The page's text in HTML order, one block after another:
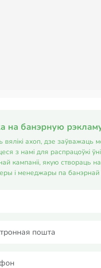
на банэрную
вялікі ахоп, дзе заўважаць
з намі для распрацоўкі
кампаніі, якую створаць
і менеджары па банэрнай